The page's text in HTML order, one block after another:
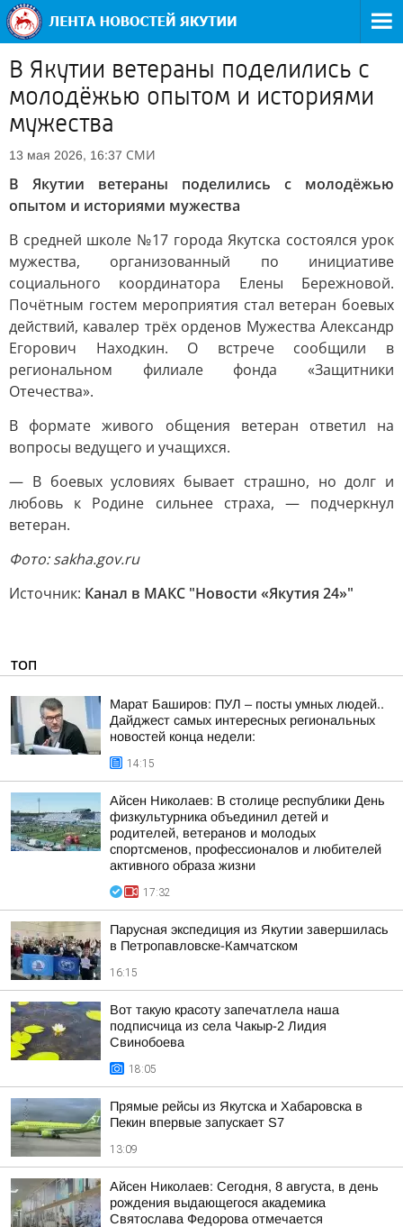
В Якутии ветераны поделились с
молодёжью опытом и историями
мужества
13 мая 2026, 16:37 СМИ
В Якутии ветераны поделились с молодёжью
опытом и историями мужества
В средней школе №17 города Якутска состоялся урок
мужества, организованный по инициативе
социального координатора Елены Бережновой.
Почётным гостем мероприятия стал ветеран боевых
действий, кавалер трёх орденов Мужества Александр
Егорович Находкин. О встрече сообщили в
региональном филиале фонда «Защитники
Отечества».
В формате живого общения ветеран ответил на
вопросы ведущего и учащихся.
— В боевых условиях бывает страшно, но долг и
любовь к Родине сильнее страха, — подчеркнул
ветеран.
Фото: sakha.gov.ru
Источник: Канал в МАКС "Новости «Якутия 24»"
ТОП
Марат Баширов: ПУЛ – посты умных людей..
Дайджест самых интересных региональных
новостей конца недели:
14:15
Айсен Николаев: В столице республики День
физкультурника объединил детей и
родителей, ветеранов и молодых
спортсменов, профессионалов и любителей
активного образа жизни
17:32
Парусная экспедиция из Якутии завершилась
в Петропавловске-Камчатском
16:15
Вот такую красоту запечатлела наша
подписчица из села Чакыр-2 Лидия
Свинобоева
18:05
Прямые рейсы из Якутска и Хабаровска в
Пекин впервые запускает S7
13:09
Айсен Николаев: Сегодня, 8 августа, в день
рождения выдающегося академика
Святослава Федорова отмечается